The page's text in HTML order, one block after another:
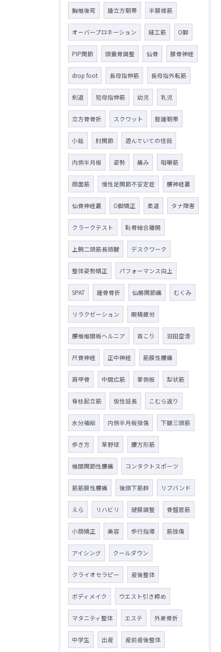
胸椎後弯 踵立方靭帯 半膜様筋
オーバープロネーション 縫工筋 O脚
PIP関節 頭蓋骨調整 仙骨 腓骨神経
drop foot 長母指伸筋 長母指外転筋
剣道 短母指伸筋 幼児 乳児
立方骨骨折 スクワット 脛踵靭帯
小趾 肘関節 遊んでいての怪我
内側半月板 姿勢 痛み 咀嚼筋
顔面筋 慢性足関節不安定症 腰神経叢
仙骨神経叢 O脚矯正 柔道 タナ障害
クラークテスト 恥骨結合離開
上腕二頭筋長頭腱 デスクワーク
整体姿勢矯正 パフォーマンス向上
SPAT 踵骨骨折 仙腸関節痛 むくみ
リラクゼーション 眼精疲労
腰椎椎間板ヘルニア 首こり 羽田空港
尺骨神経 正中神経 筋膜性腰痛
肩甲骨 中間広筋 掌側板 梨状筋
脊柱起立筋 仮性延長 こむら返り
水分補給 内側半月板損傷 下腿三頭筋
歩き方 草野球 腰方形筋
椎間関節性腰痛 コンタクトスポーツ
筋筋膜性腰痛 後頭下筋群 リブバンド
えら リハビリ 硬膜調整 骨盤底筋
小顔矯正 美容 歩行指導 筋挫傷
アイシング クールダウン
クライオセラピー 産後整体
ボディメイク ウエスト引き締め
マタニティ整体 エステ 外果骨折
中学生 出産 産前産後整体